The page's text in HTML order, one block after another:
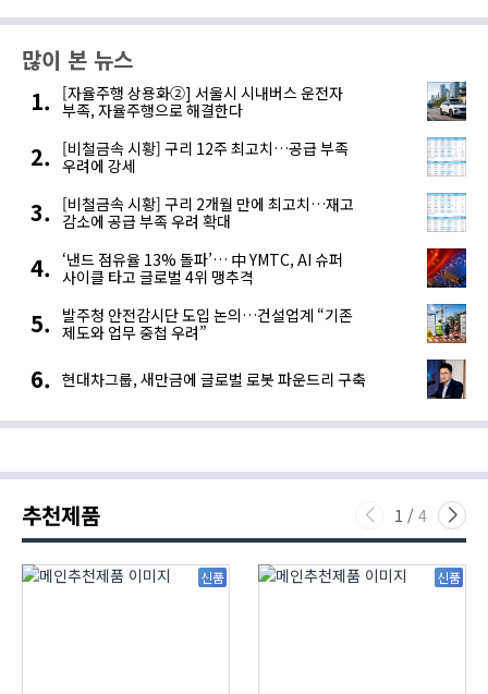
많이 본 뉴스
[자율주행 상용화②] 서울시 시내버스 운전자
부족, 자율주행으로 해결한다
[비철금속 시황] 구리 12주 최고치…공급 부족
우려에 강세
[비철금속 시황] 구리 2개월 만에 최고치…재고
감소에 공급 부족 우려 확대
‘낸드 점유율 13% 돌파’… 中 YMTC, AI 슈퍼
사이클 타고 글로벌 4위 맹추격
발주청 안전감시단 도입 논의…건설업계 “기존
제도와 업무 중첩 우려”
현대차그룹, 새만금에 글로벌 로봇 파운드리 구축
추천제품 1 / 4
신품 신품